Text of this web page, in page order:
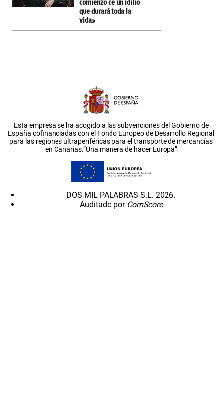
comienzo de un idilio
que durará toda la
vida»
Esta empresa se ha acogido a las subvenciones del Gobierno de
España cofinanciadas con el Fondo Europeo de Desarrollo Regional
para las regiones ultraperiféricas para el transporte de mercancías
en Canarias.”Una manera de hacer Europa”
DOS MIL PALABRAS S.L. 2026.
Auditado por ComScore